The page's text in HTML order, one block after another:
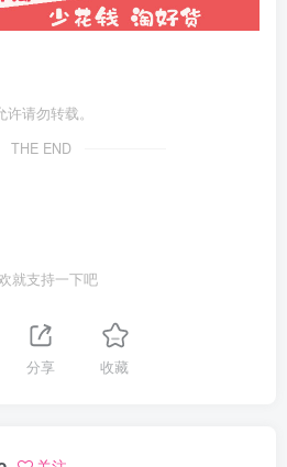
请勿转载。
THE END
就支持一下吧
分享 收藏